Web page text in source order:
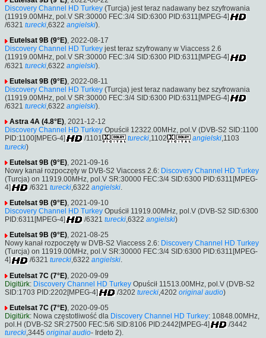
Discovery Channel HD Turkey (Turcja) jest teraz nadawany bez szyfrowania
(11919.00MHz, pol.V SR:30000 FEC:3/4 SID:6300 PID:6311[MPEG-4]
/6321 turecki,6322 angielski).
Eutelsat 9B (9°E), 2022-08-17
Discovery Channel HD Turkey jest teraz szyfrowany w Viaccess 2.6
(11919.00MHz, pol.V SR:30000 FEC:3/4 SID:6300 PID:6311[MPEG-4]
/6321 turecki ,6322 angielski).
Eutelsat 9B (9°E) , 2022-08-11
Discovery Channel HD Turkey (Turcja) jest teraz nadawany bez szyfrowania
(11919.00MHz, pol.V SR:30000 FEC:3/4 SID:6300 PID:6311[MPEG-4]
/6321 turecki,6322 angielski).
Astra 4A (4.8°E), 2021-12-12
Discovery Channel HD Turkey Opuścił 12322.00MHz, pol.V (DVB-S2 SID:1100
PID:1100[MPEG-4]
/1101 turecki,1102 angielski,1103
turecki)
Eutelsat 9B (9°E) , 2021-09-16
Nowy kanał rozpoczęty w DVB-S2 Viaccess 2.6: Discovery Channel HD Turkey
(Turcja) on 11919.00MHz, pol.V SR:30000 FEC:3/4 SID:6300 PID:6311[MPEG-
4]
/6321 turecki ,6322 angielski
Eutelsat 9B (9°E), 2021-09-10
Discovery Channel HD Turkey Opuścił 11919.00MHz, pol.V (DVB-S2 SID:6300
PID:6311[MPEG-4]
/6321 turecki,6322 angielski)
Eutelsat 9B (9°E), 2021-08-25
Nowy kanał rozpoczęty w DVB-S2 Viaccess 2.6: Discovery Channel HD Turkey
(Turcja) on 11919.00MHz, pol.V SR:30000 FEC:3/4 SID:6300 PID:6311[MPEG-
4]
/6321 turecki,6322 angielski.
Eutelsat 7C (7°E) , 2020-09-09
Digitürk: Discovery Channel HD Turkey Opuścił 11513.00MHz, pol.V (DVB-S2
SID:1703 PID:2202[MPEG-4]
/3202 turecki ,4202 original audio)
Eutelsat 7C (7°E), 2020-09-05
Digitürk: Nowa częstotliwość dla Discovery Channel HD Turkey: 10848.00MHz,
pol.H (DVB-S2 SR:27500 FEC:5/6 SID:8106 PID:2442[MPEG-4]
/3442
turecki,3445 original audio- Irdeto 2).